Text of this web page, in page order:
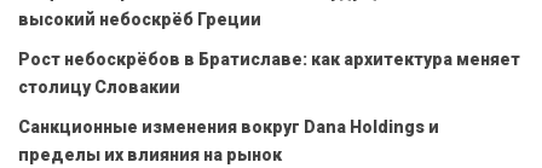
высокий небоскрёб Греции
Рост небоскрёбов в Братиславе: как архитектура меняет
столицу Словакии
Санкционные изменения вокруг Dana Holdings и
пределы их влияния на рынок